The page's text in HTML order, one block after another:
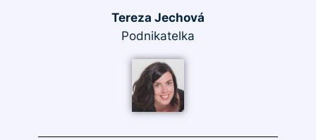
Tereza Jechová
Podnikatelka